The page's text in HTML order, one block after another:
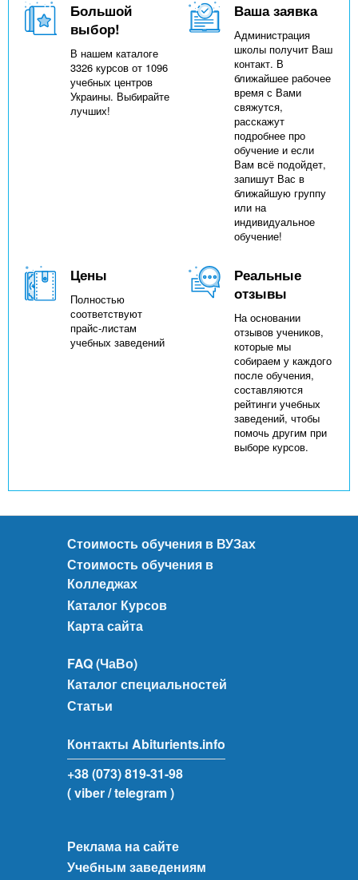
Большой
выбор!
В нашем каталоге
3326 курсов от 1096
учебных центров
Украины. Выбирайте
лучших!
Ваша заявка
Администрация
школы получит Ваш
контакт. В
ближайшее рабочее
время с Вами
свяжутся,
расскажут
подробнее про
обучение и если
Вам всё подойдет,
запишут Вас в
ближайшую группу
или на
индивидуальное
обучение!
Цены
Полностью
соответствуют
прайс-листам
учебных заведений
Реальные
отзывы
На основании
отзывов учеников,
которые мы
собираем у каждого
после обучения,
составляются
рейтинги учебных
заведений, чтобы
помочь другим при
выборе курсов.
Стоимость обучения в ВУЗах
Стоимость обучения в
Колледжах
Каталог Курсов
Карта сайта
FAQ (ЧаВо)
Каталог специальностей
Статьи
Контакты Abiturients.info
+38 (073) 819-31-98
( viber/ telegram )
Реклама на сайте
Учебным заведениям